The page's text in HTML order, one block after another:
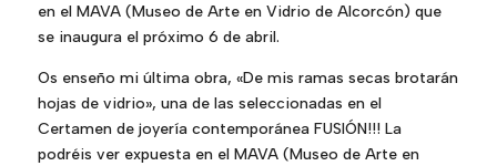
en el MAVA (Museo de Arte en Vidrio de Alcorcón) que
se inaugura el próximo 6 de abril.
Os enseño mi última obra, «De mis ramas secas brotarán
hojas de vidrio», una de las seleccionadas en el
Certamen de joyería contemporánea FUSIÓN!!! La
podréis ver expuesta en el MAVA (Museo de Arte en